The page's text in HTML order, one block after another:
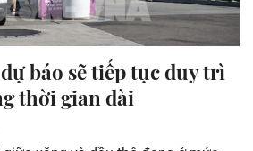
báo sẽ tiếp tục duy trì
thời gian dài